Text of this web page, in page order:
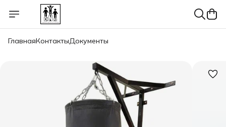
ГлавнаяКонтактыДокументы